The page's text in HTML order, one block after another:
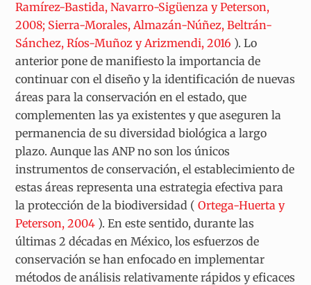
Ramírez-Bastida, Navarro-Sigüenza y Peterson,
2008; Sierra-Morales, Almazán-Núñez, Beltrán-
Sánchez, Ríos-Muñoz y Arizmendi, 2016 ). Lo
anterior pone de manifiesto la importancia de
continuar con el diseño y la identificación de nuevas
áreas para la conservación en el estado, que
complementen las ya existentes y que aseguren la
permanencia de su diversidad biológica a largo
plazo. Aunque las ANP no son los únicos
instrumentos de conservación, el establecimiento de
estas áreas representa una estrategia efectiva para
la protección de la biodiversidad (Ortega-Huerta y
Peterson, 2004 ). En este sentido, durante las
últimas 2 décadas en México, los esfuerzos de
conservación se han enfocado en implementar
métodos de análisis relativamente rápidos y eficaces